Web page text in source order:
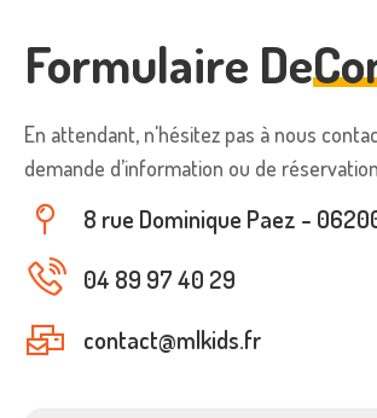
Formulaire De
En attendant, n'hésitez pas à nous
demande d’information ou de réservation
8 rue Dominique Paez -
04 89 97 40 29
contact@mlkids.fr